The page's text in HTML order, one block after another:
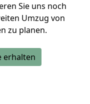
Sie uns noch
Umzug von
zu planen.
erhalten